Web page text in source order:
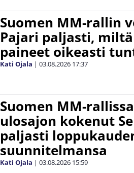
Suomen MM-rallin
Pajari paljasti,
paineet oikeasti
Kati Ojala | 03.08.2026 17:37
Suomen MM-
ulosajon kokenut
paljasti
suunnitelmansa
Kati Ojala | 03.08.2026 15:59